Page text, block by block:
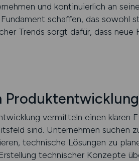
und kontinuierlich an
schaffen, das sowohl
Trends sorgt dafür, dass neue
Produktentwicklung
vermitteln einen klaren
sind. Unternehmen suchen
technische Lösungen zu
technischer Konzepte